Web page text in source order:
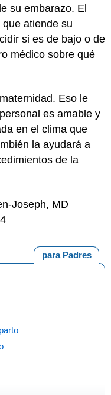
su embarazo. El
atiende su
si es de bajo o de
médico sobre qué
Eso le
es amable y
en el clima que
la ayudará a
de la
Joseph, MD
para Padres